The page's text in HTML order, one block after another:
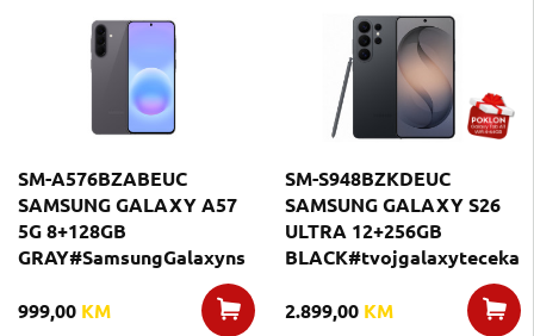
SM-A576BZABEUC
SAMSUNG GALAXY A57
5G 8+128GB
GRAY#SamsungGalaxyns
999,00 KM
SM-S948BZKDEUC
SAMSUNG GALAXY S26
ULTRA 12+256GB
BLACK#tvojgalaxyteceka
2.899,00 KM